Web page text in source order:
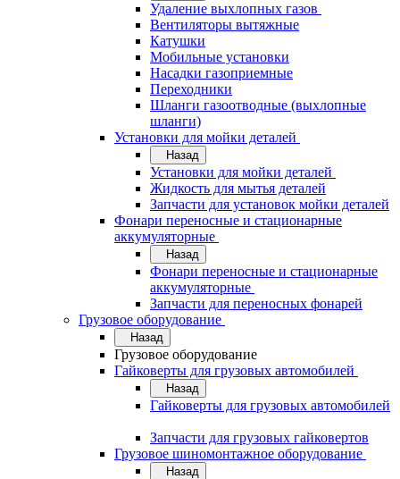
Удаление выхлопных газов
Вентиляторы вытяжные
Катушки
Мобильные установки
Насадки газоприемные
Переходники
Шланги газоотводные (выхлопные
шланги)
Установки для мойки деталей
Назад
Установки для мойки деталей
Жидкость для мытья деталей
Запчасти для установок мойки деталей
Фонари переносные и стационарные
аккумуляторные
Назад
Фонари переносные и стационарные
аккумуляторные
Запчасти для переносных фонарей
Грузовое оборудование
Назад
Грузовое оборудование
Гайковерты для грузовых автомобилей
Назад
Гайковерты для грузовых автомобилей
Запчасти для грузовых гайковертов
Грузовое шиномонтажное оборудование
Назад